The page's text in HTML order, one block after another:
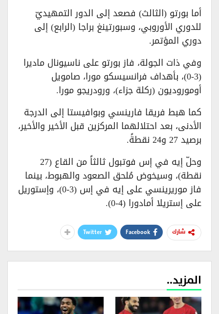
أما بورتو (الثالث) فصعد إلى الدور التمهيديّ
للدوري الأوروبي، وسبورتينغ براجا (الرابع) إلى
دوري المؤتمر.
وفي ذات الجولة، فاز بورتو على ناسيونال ماديرا
(3-0)، بأهداف فرانسيسكو مورا، صامويل
أوموروديون (ركلة جزاء)، ورودريجو مورا.
كما هبط فريقا فارينسي وبوافيستا إلى الدرجة
الأدنى، بعد احتلالهما المركزين قبل الأخير والأخير،
برصيد 27 و24 نقطةً.
وحلّ إيه في إس فوتبول ثالثاً من القاع (27
نقطة)، وسيخوض مُلحق الصعود والهبوط، بينما
فاز موريرينسي على إيه في إس (3-0)، وإستوريل
على إستريلا أمادورا (4-0).
شارك Facebook
Twitter
المزيد..